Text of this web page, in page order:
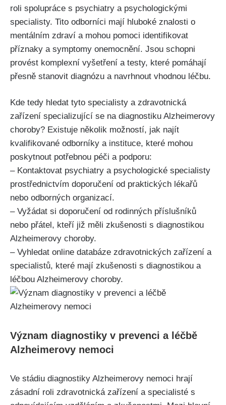
roli spolupráce s psychiatry a psychologickými
specialisty. Tito odborníci mají hluboké znalosti o
mentálním zdraví a mohou pomoci identifikovat
příznaky a symptomy onemocnění. Jsou schopni
provést komplexní vyšetření a testy, které pomáhají
přesně stanovit diagnózu a navrhnout vhodnou léčbu.
Kde tedy hledat tyto specialisty a zdravotnická
zařízení specializující se na diagnostiku Alzheimerovy
choroby? Existuje několik možností, jak najít
kvalifikované odborníky a instituce, které mohou
poskytnout potřebnou péči a podporu:
– Kontaktovat psychiatry a psychologické specialisty
prostřednictvím doporučení od praktických lékařů
nebo odborných organizací.
– Vyžádat si doporučení od rodinných příslušníků
nebo přátel, kteří již měli zkušenosti s diagnostikou
Alzheimerovy choroby.
– Vyhledat online databáze zdravotnických zařízení a
specialistů, které mají zkušenosti s diagnostikou a
léčbou Alzheimerovy choroby.
Význam diagnostiky v prevenci a léčbě
Alzheimerovy nemoci
Ve stádiu diagnostiky Alzheimerovy nemoci hrají
zásadní roli zdravotnická zařízení a specialisté s